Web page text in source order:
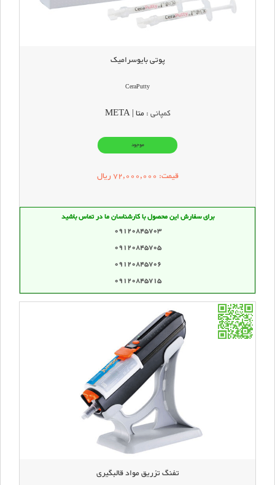
پوتی بایوسرامیک
CeraPutty
کمپانی :متا | META
موجود
قیمت: 72,000,000 ریال
برای سفارش این محصول با کارشناسان ما در تماس باشید
09120845703
09120845705
09120845706
09120845715
تفنگ تزریق مواد قالبگیری